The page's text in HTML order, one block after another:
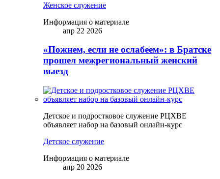
Женское служение
Информация о материале
апр 22 2026
«Пожнем, если не ослабеем»: в Братске
прошел межрегиональный женский
выезд
Детское и подростковое служение РЦХВЕ
объявляет набор на базовый онлайн-курс
Детское служение
Информация о материале
апр 20 2026